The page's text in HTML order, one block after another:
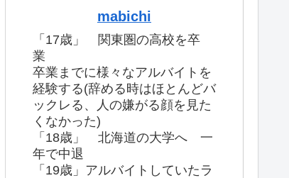
mabichi
「17歳」 関東圏の高校を卒
業
卒業までに様々なアルバイトを
経験する(辞める時はほとんどバ
ックレる、人の嫌がる顔を見た
くなかった)
「18歳」 北海道の大学へ 一
年で中退
「19歳」アルバイトしていたラ